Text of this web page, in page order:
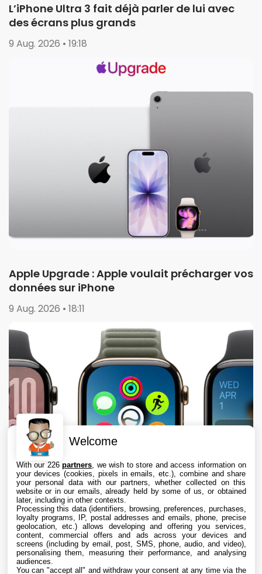
L’iPhone Ultra 3 fait déjà parler de lui avec
des écrans plus grands
9 Aug. 2026 • 19:18
Apple Upgrade : Apple voulait précharger vos
données sur iPhone
9 Aug. 2026 • 18:11
Apple envisage une refonte radicale de
l’Apple Watch, dont des écrans ronds
Welcome
With our 226partners , we wish to store and access information on
your devices (cookies, pixels in emails, etc.), combine and share
your personal data with our partners, whether collected on this
website or in our emails, already held by some of us, or obtained
later, including in other contexts.
Processing this data (identifiers, browsing, preferences, purchases,
loyalty programs, IP, postal addresses and emails, phone, precise
geolocation, etc.) allows developing and offering you services,
content, commercial offers and ads across your devices and
screens (including by email, post, SMS, phone, audio, and video),
personalising them, measuring their performance, and analysing
audiences.
You can "accept all" and withdraw your consent at any time via the